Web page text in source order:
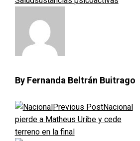
By Fernanda Beltrán Buitrago
Previous PostNacional
pierde a Matheus Uribe y cede
terreno en la final